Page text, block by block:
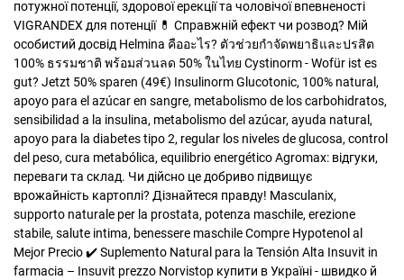
потужної потенції, здорової ерекції та чоловічої впевненості
VIGRANDEX для потенції 💊 Справжній ефект чи розвод? Мій
особистий досвід Helmina คืออะไร? ตัวช่วยกำจัดพยาธิและปรสิต
100% ธรรมชาติ พร้อมส่วนลด 50% ในไทย Cystinorm - Wofür ist es
gut? Jetzt 50% sparen (49€) Insulinorm Glucotonic, 100% natural,
apoyo para el azúcar en sangre, metabolismo de los carbohidratos,
sensibilidad a la insulina, metabolismo del azúcar, ayuda natural,
apoyo para la diabetes tipo 2, regular los niveles de glucosa, control
del peso, cura metabólica, equilibrio energéticoAgromax: відгуки,
переваги та склад. Чи дійсно це добриво підвищує
врожайність картоплі? Дізнайтеся правду! Masculanix,
supporto naturale per la prostata, potenza maschile, erezione
stabile, salute intima, benessere maschileCompre Hypotenol al
Mejor Precio ✔️ Suplemento Natural para la Tensión Alta Insuvit in
farmacia – Insuvit prezzo Norvistop купити в Україні - швидко й